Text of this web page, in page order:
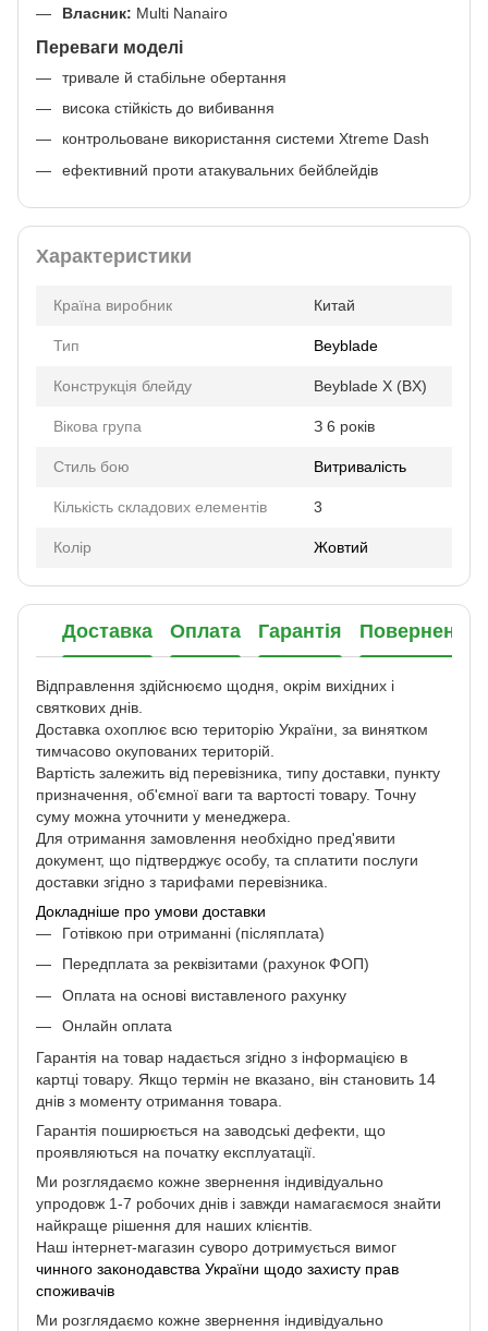
Власник: Multi Nanairo
Переваги моделі
тривале й стабільне обертання
висока стійкість до вибивання
контрольоване використання системи Xtreme Dash
ефективний проти атакувальних бейблейдів
Характеристики
Країна виробник Китай
Тип Beyblade
Конструкція блейду Beyblade X (BX)
Вікова група З 6 років
Стиль бою Витривалість
Кількість складових елементів 3
Колір Жовтий
Доставка Оплата Гарантія Повернення
Відправлення здійснюємо щодня, окрім вихідних і
святкових днів.
Доставка охоплює всю територію України, за винятком
тимчасово окупованих територій.
Вартість залежить від перевізника, типу доставки, пункту
призначення, об'ємної ваги та вартості товару. Точну
суму можна уточнити у менеджера.
Для отримання замовлення необхідно пред'явити
документ, що підтверджує особу, та сплатити послуги
доставки згідно з тарифами перевізника.
Докладніше про умови доставки
Готівкою при отриманні (післяплата)
Передплата за реквізитами (рахунок ФОП)
Оплата на основі виставленого рахунку
Онлайн оплата
Гарантія на товар надається згідно з інформацією в
картці товару. Якщо термін не вказано, він становить 14
днів з моменту отримання товара.
Гарантія поширюється на заводські дефекти, що
проявляються на початку експлуатації.
Ми розглядаємо кожне звернення індивідуально
упродовж 1-7 робочих днів і завжди намагаємося знайти
найкраще рішення для наших клієнтів.
Наш інтернет-магазин суворо дотримується вимог
чинного законодавства України щодо захисту прав
споживачів
Ми розглядаємо кожне звернення індивідуально